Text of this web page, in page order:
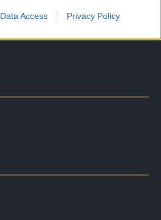
Data Access Privacy Policy